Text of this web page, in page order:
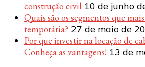
construção civil 10 de junho
Quais são os segmentos que
temporária? 27 de maio de
Por que investir na locação de
Conheça as vantagens! 13 de